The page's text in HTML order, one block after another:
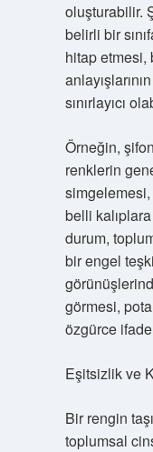
oluşturabilir.
belirli bir
hitap etmesi,
sınırlayıcı
Örneğin,
renklerin
simgelemesi,
belli
durum,
bir engel
görmesi,
özgürce
Eşitsizlik ve
Bir rengin
toplumsal